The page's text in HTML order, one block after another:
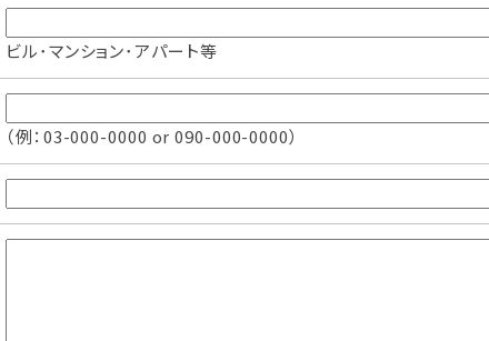
ビル･マンション･アパート等
（例：03-000-0000 or 090-000-0000）